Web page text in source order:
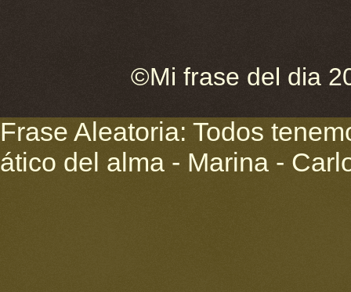
©Mi frase del dia
Frase Aleatoria: Todos
ático del alma - Marina -